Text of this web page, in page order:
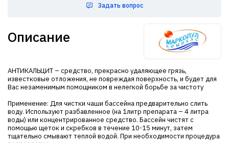
Задать вопрос
Описание
АНТИКАЛЬЦИТ – средство, прекрасно удаляющее грязь,
известковые отложения, не повреждая поверхность, и будет для
Вас незаменимым помощником в нелегкой борьбе за чистоту
Применение: Для чистки чаши бассейна предварительно слить
воду. Используют разбавленное (на 1литр препарата – 4 литра
воды) или концентрированное средство. Бассейн чистят с
помощью щеток и скребков в течение 10-15 минут, затем
тщательно смывают теплой водой. При необходимости процедура